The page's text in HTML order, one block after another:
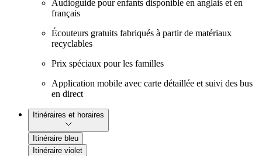
Audioguide pour enfants disponible en anglais et en
français
Écouteurs gratuits fabriqués à partir de matériaux
recyclables
Prix spéciaux pour les familles
Application mobile avec carte détaillée et suivi des bus
en direct
Itinéraires et horaires
Itinéraire bleu
Itinéraire violet